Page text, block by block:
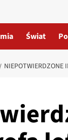
Świat
NIEPOTWIERDZONE